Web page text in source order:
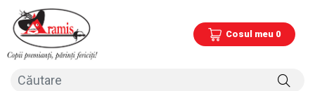
Cosul meu 0